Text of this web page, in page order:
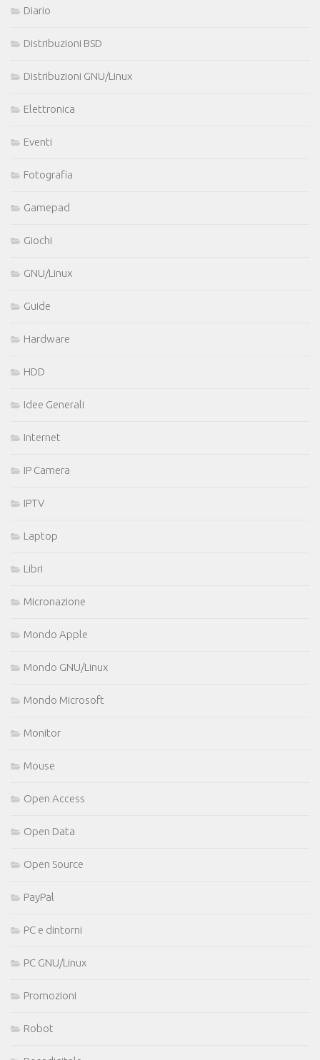
Diario
Distribuzioni BSD
Distribuzioni GNU/Linux
Elettronica
Eventi
Fotografia
Gamepad
Giochi
GNU/Linux
Guide
Hardware
HDD
Idee Generali
Internet
IP Camera
IPTV
Laptop
Libri
Micronazione
Mondo Apple
Mondo GNU/Linux
Mondo Microsoft
Monitor
Mouse
Open Access
Open Data
Open Source
PayPal
PC e dintorni
PC GNU/Linux
Promozioni
Robot